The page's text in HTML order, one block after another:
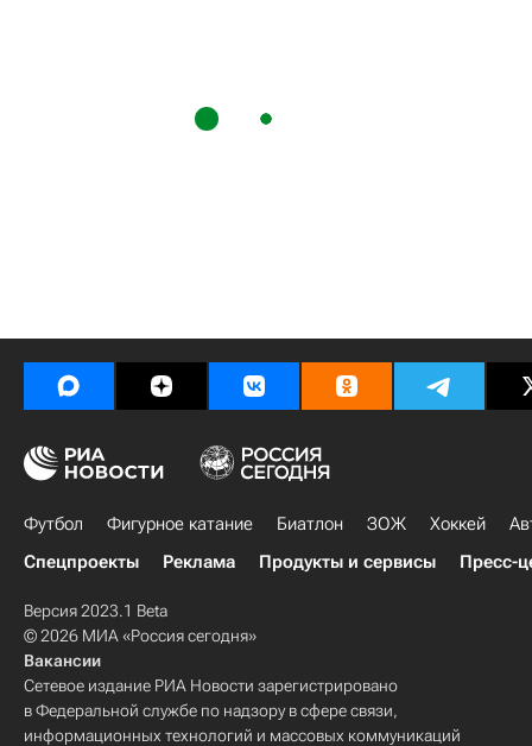
Футбол Фигурное катание Биатлон ЗОЖ Хоккей
Спецпроекты
Реклама Продукты и сервисы Пресс-
Версия 2023.1 Beta
© 2026 МИА «Россия сегодня»
Вакансии
Сетевое издание РИА Новости зарегистрировано
в Федеральной службе по надзору в сфере связи,
информационных технологий и массовых коммуникаций